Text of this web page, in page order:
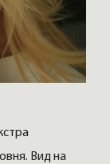
Вид на